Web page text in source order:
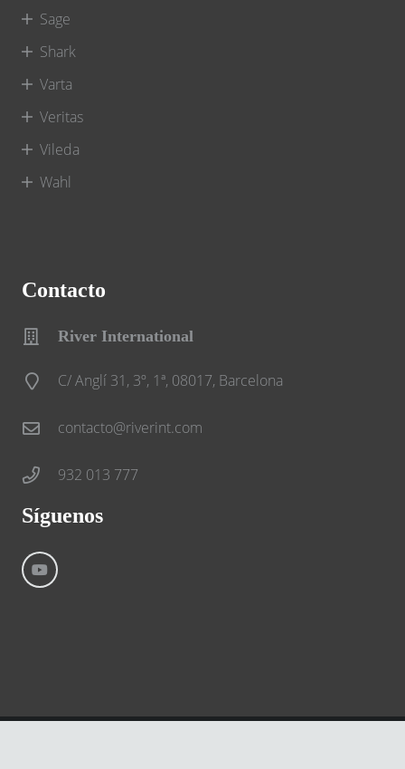
Sage
Shark
Varta
Veritas
Vileda
Wahl
Contacto
River International
C/ Anglí 31, 3º, 1ª, 08017, Barcelona
contacto@riverint.com
932 013 777
Síguenos